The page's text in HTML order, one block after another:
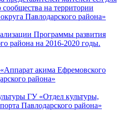
сообщества на территории
Павлодарского района»
Программы развития
района на 2016-2020 годы.
акима Ефремовского
района»
ГУ «Отдел культуры,
Павлодарского района»